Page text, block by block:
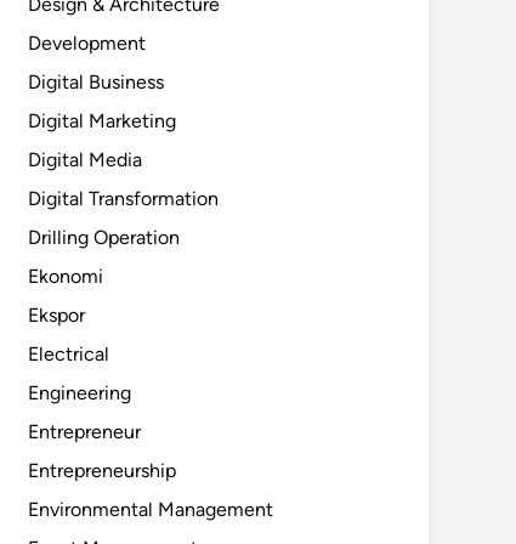
Development
Digital Business
Digital Marketing
Digital Media
Digital Transformation
Drilling Operation
Ekonomi
Ekspor
Electrical
Engineering
Entrepreneur
Entrepreneurship
Environmental Management